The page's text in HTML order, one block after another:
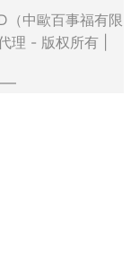
（中歐百事福有限
理 - 版权所有 |